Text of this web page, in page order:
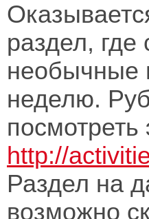
раздел,
необычные
неделю.
посмотреть
http://
Раздел на
возможно